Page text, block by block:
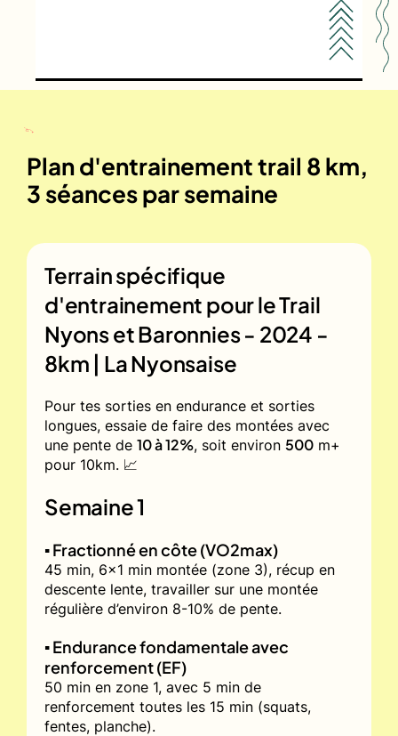
Plan d'entrainement trail 8 km,
3 séances par semaine
Terrain spécifique
d'entrainement pour leTrail
Nyons et Baronnies - 2024 -
8km | La Nyonsaise
Pour tes sorties en endurance et sorties
longues, essaie de faire des montées avec
une pente de 10 à 12%, soit environ 500 m+
pour 10km. 📈
Semaine 1
▪️ Fractionné en côte (VO2max)
45 min, 6x1 min montée (zone 3), récup en
descente lente, travailler sur une montée
régulière d’environ 8-10% de pente.
▪️ Endurance fondamentale avec
renforcement (EF)
50 min en zone 1, avec 5 min de
renforcement toutes les 15 min (squats,
fentes, planche).